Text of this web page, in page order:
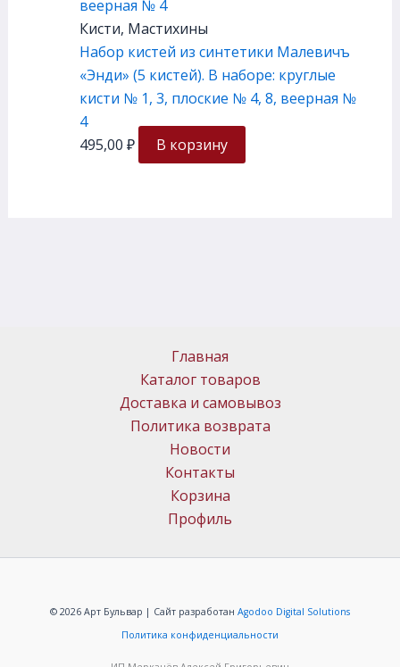
Кисти, Мастихины
Набор кистей из синтетики Малевичъ
«Энди» (5 кистей). В наборе: круглые
кисти № 1, 3, плоские № 4, 8, веерная №
4
495,00 ₽ В корзину
Главная
Каталог товаров
Доставка и самовывоз
Политика возврата
Новости
Контакты
Корзина
Профиль
© 2026 Арт Бульвар | Сайт разработан Agodoo Digital Solutions
Политика конфиденциальности